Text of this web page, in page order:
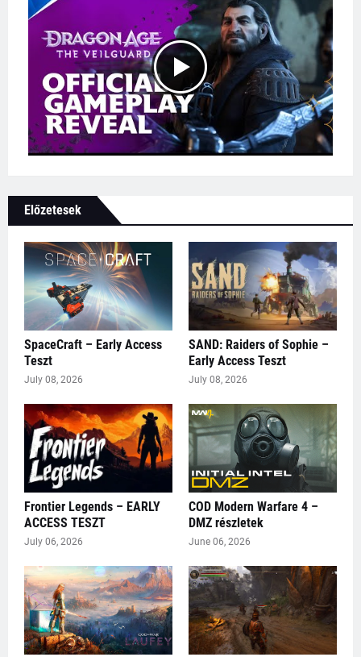
Előzetesek
SpaceCraft – Early Access
Teszt
July 08, 2026
SAND: Raiders of Sophie –
Early Access Teszt
July 08, 2026
Frontier Legends – EARLY
ACCESS TESZT
July 06, 2026
COD Modern Warfare 4 –
DMZ részletek
June 06, 2026